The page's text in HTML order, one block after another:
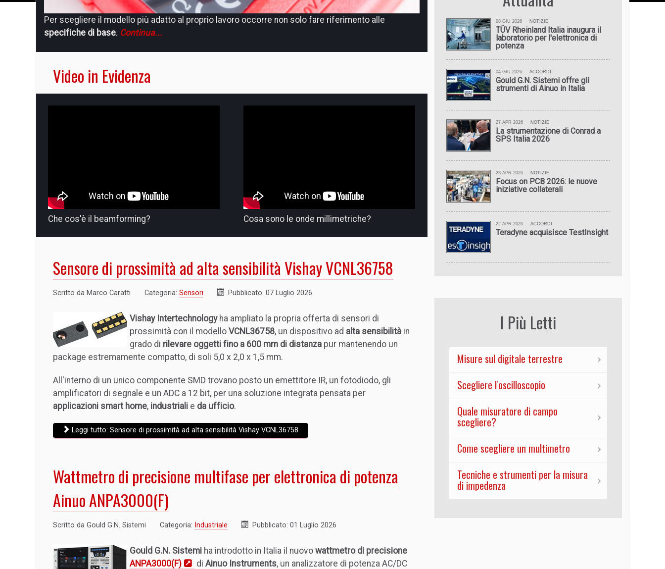
Per scegliere il modello più adatto al proprio lavoro occorre non solo fare riferimento alle
specifiche di base. Continua...
WavePulser 40iXdi Teledyne LeCroy è uno strumento per caratterizzare le interconnessioni nel
dominio deltempoe dellafrequenza
Conosci la differenza tra precisione e accuratezza?
Guarda lavideorispostaper scoprire l'importante
Video in Evidenza
Che cos'è il beamforming? Cosa sono le onde millimetriche?
Sensore di prossimità ad alta sensibilità Vishay VCNL36758
Scritto da Marco Caratti Categoria: Sensori Pubblicato: 07 Luglio 2026
Vishay Intertechnologyha ampliato la propria offerta di sensori di
prossimità con il modello VCNL36758, un dispositivo ad alta sensibilità in
grado di rilevare oggetti fino a 600 mm di distanza pur mantenendo un
package estremamente compatto, di soli 5,0 x 2,0 x 1,5 mm.
All'interno di un unico componente SMD trovano posto un emettitore IR, un fotodiodo, gli
amplificatori di segnale e un ADC a 12 bit, per una soluzione integrata pensata per
applicazioni smart home, industriali e da ufficio.
Leggi tutto: Sensore di prossimità ad alta sensibilità Vishay VCNL36758
Wattmetro di precisione multifase per elettronica di potenza
Ainuo ANPA3000(F)
Scritto da Gould G.N. Sistemi Categoria: Industriale Pubblicato: 01 Luglio 2026
Gould G.N. Sistemi ha introdotto in Italia il nuovo wattmetro di precisione
ANPA3000(F)
di Ainuo Instruments, un analizzatore di potenza AC/DC
08 GIU 2026 NOTIZIE
TÜV Rheinland Italia inaugura il
laboratorio per l'elettronica di
potenza
04 GIU 2026 ACCORDI
Gould G.N. Sistemi offre gli
strumenti di Ainuo in Italia
27 APR 2026 NOTIZIE
La strumentazione di Conrad a
SPS Italia 2026
23 APR 2026 NOTIZIE
Focus on PCB 2026: le nuove
iniziative collaterali
22 APR 2026 ACCORDI
Teradyne acquisisce TestInsight
I Più Letti
Misure sul digitale terrestre
Scegliere l'oscilloscopio
Quale misuratore di campo
scegliere?
Come scegliere un multimetro
Tecniche e strumenti per la misura
di impedenza